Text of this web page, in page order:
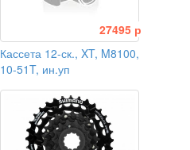
27495 р
Кассета 12-ск., XT, M8100,
10-51T, ин.уп